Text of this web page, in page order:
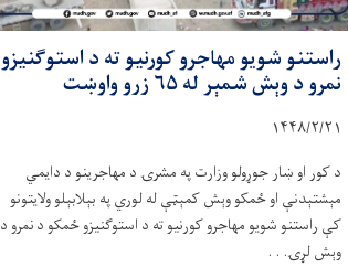
راستنو شویو مهاجرو کورنیو ته د استوګنیزو
نمرو د وېش شمېر له ۶۵ زرو واوښت
۱۴۴۸/۲/۲۱
د کور او ښار جوړولو وزارت په مشرۍ د مهاجرینو د دایمي
مېشتېدنې او ځمکو وېش کمېټې له لوري په بېلابېلو ولایتونو
کې راستنو شویو مهاجرو کورنیو ته د استوګنیزو ځمکو د نمرو د
وېش لړۍ. . .